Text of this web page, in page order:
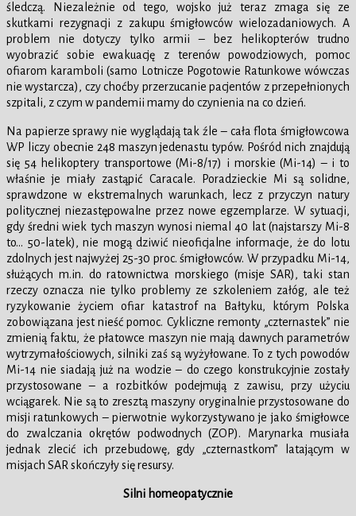
śledczą. Niezależnie od tego, wojsko już teraz zmaga się ze
skutkami rezygnacji z zakupu śmigłowców wielozadaniowych. A
problem nie dotyczy tylko armii – bez helikopterów trudno
wyobrazić sobie ewakuację z terenów powodziowych, pomoc
ofiarom karamboli (samo Lotnicze Pogotowie Ratunkowe wówczas
nie wystarcza), czy choćby przerzucanie pacjentów z przepełnionych
szpitali, z czym w pandemii mamy do czynienia na co dzień.
Na papierze sprawy nie wyglądają tak źle – cała flota śmigłowcowa
WP liczy obecnie 248 maszyn jedenastu typów. Pośród nich znajdują
się 54 helikoptery transportowe (Mi-8/17) i morskie (Mi-14) – i to
właśnie je miały zastąpić Caracale. Poradzieckie Mi są solidne,
sprawdzone w ekstremalnych warunkach, lecz z przyczyn natury
politycznej niezastępowalne przez nowe egzemplarze. W sytuacji,
gdy średni wiek tych maszyn wynosi niemal 40 lat (najstarszy Mi-8
to… 50-latek), nie mogą dziwić nieoficjalne informacje, że do lotu
zdolnych jest najwyżej 25-30 proc. śmigłowców. W przypadku Mi-14,
służących m.in. do ratownictwa morskiego (misje SAR), taki stan
rzeczy oznacza nie tylko problemy ze szkoleniem załóg, ale też
ryzykowanie życiem ofiar katastrof na Bałtyku, którym Polska
zobowiązana jest nieść pomoc. Cykliczne remonty „czternastek” nie
zmienią faktu, że płatowce maszyn nie mają dawnych parametrów
wytrzymałościowych, silniki zaś są wyżyłowane. To z tych powodów
Mi-14 nie siadają już na wodzie – do czego konstrukcyjnie zostały
przystosowane – a rozbitków podejmują z zawisu, przy użyciu
wciągarek. Nie są to zresztą maszyny oryginalnie przystosowane do
misji ratunkowych – pierwotnie wykorzystywano je jako śmigłowce
do zwalczania okrętów podwodnych (ZOP). Marynarka musiała
jednak zlecić ich przebudowę, gdy „czternastkom” latającym w
misjach SAR skończyły się resursy.
Silni homeopatycznie